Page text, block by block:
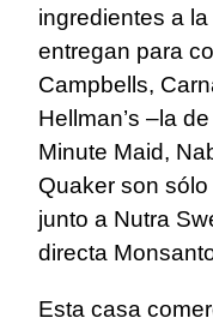
ingredientes a
entregan para
Campbells,
Hellman’s –la
Minute Maid,
Quaker son
junto a Nutra
directa
Esta casa